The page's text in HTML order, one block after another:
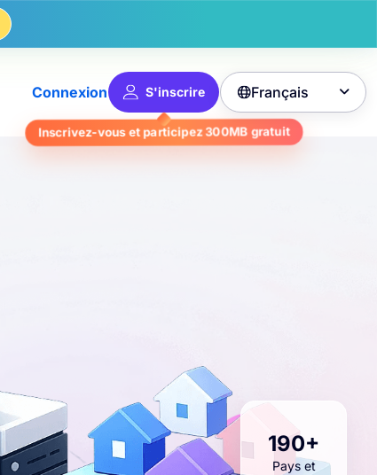
Connexion S'inscrire
Inscrivez-vous et participez300MBgratuit
Français 
190+
Pays et